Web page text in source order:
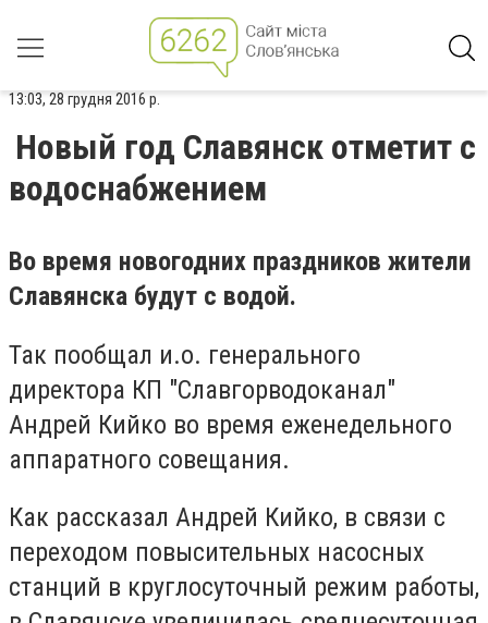
13:03, 28 грудня 2016 р.
Новый год Славянск отметит с
водоснабжением
Во время новогодних праздников жители
Славянска будут с водой.
Так пообщал и.о. генерального
директора КП "Славгорводоканал"
Андрей Кийко во время еженедельного
аппаратного совещания.
Как рассказал Андрей Кийко, в связи с
переходом повысительных насосных
станций в круглосуточный режим работы,